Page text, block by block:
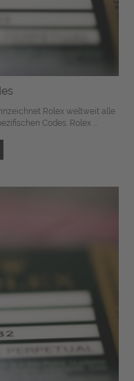
Rolex weltweit alle
Codes. Rolex ...